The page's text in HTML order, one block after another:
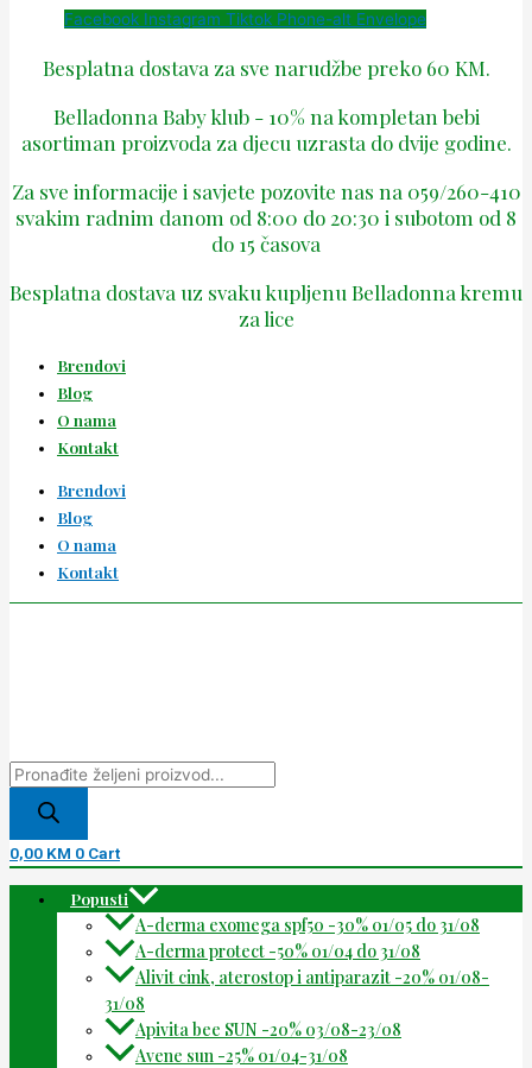
Facebook Instagram Tiktok Phone-alt Envelope
Besplatna dostava za sve narudžbe preko 60 KM.
Belladonna Baby klub - 10% na kompletan bebi
asortiman proizvoda za djecu uzrasta do dvije godine.
Za sve informacije i savjete pozovite nas na 059/260-410
svakim radnim danom od 8:00 do 20:30 i subotom od 8
do 15 časova
Besplatna dostava uz svaku kupljenu Belladonna kremu
za lice
Brendovi
Blog
O nama
Kontakt
Brendovi
Blog
O nama
Kontakt
0,00 KM 0 Cart
Popusti
A-derma exomega spf50 -30% 01/05 do 31/08
A-derma protect -50% 01/04 do 31/08
Alivit cink, aterostop i antiparazit -20% 01/08-
31/08
Apivita bee SUN -20% 03/08-23/08
Avene sun -25% 01/04-31/08